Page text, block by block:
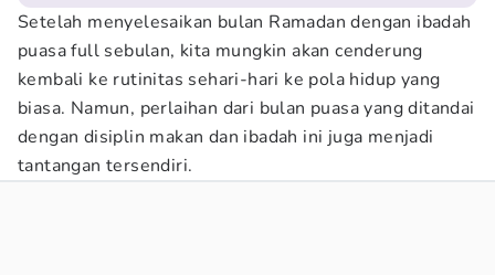
Setelah menyelesaikan bulan Ramadan dengan ibadah
puasa full sebulan, kita mungkin akan cenderung
kembali ke rutinitas sehari-hari ke pola hidup yang
biasa. Namun, perlaihan dari bulan puasa yang ditandai
dengan disiplin makan dan ibadah ini juga menjadi
tantangan tersendiri.